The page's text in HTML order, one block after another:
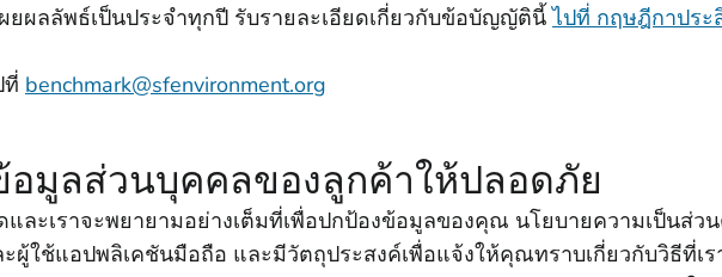
ผลลัพธ์เป็นประจําทุกปี รับรายละเอียดเกี่ยวกับข้อบัญญัตินี้ไปที่ กฤษฎีกาปร
ที่ benchmark@sfenvironment.org
อมูลส่วนบุคคลของลูกค้าให้ปลอดภัย
ะเราจะพยายามอย่างเต็มที่เพื่อปกป้องข้อมูลของคุณ นโยบายความเป็นส่วน
ผู้ใช้แอปพลิเคชันมือถือ และมีวัตถุประสงค์เพื่อแจ้งให้คุณทราบเกี่ยวกับวิธีที่เ